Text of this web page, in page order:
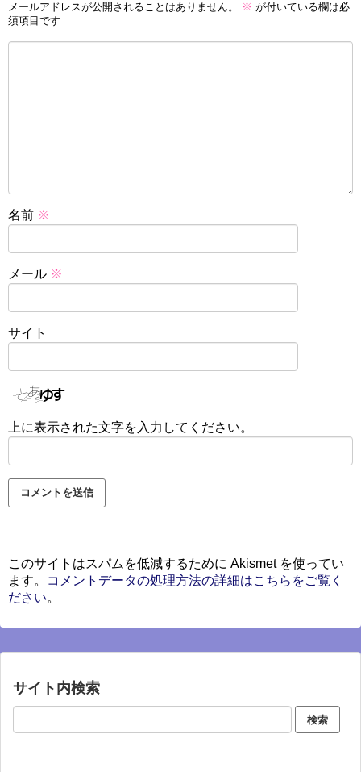
メールアドレスが公開されることはありません。 ※ が付いている欄は必
須項目です
名前 ※
メール ※
サイト
上に表示された文字を入力してください。
このサイトはスパムを低減するために Akismet を使ってい
ます。
コメントデータの処理方法の詳細はこちらをご覧く
ださい。
サイト内検索